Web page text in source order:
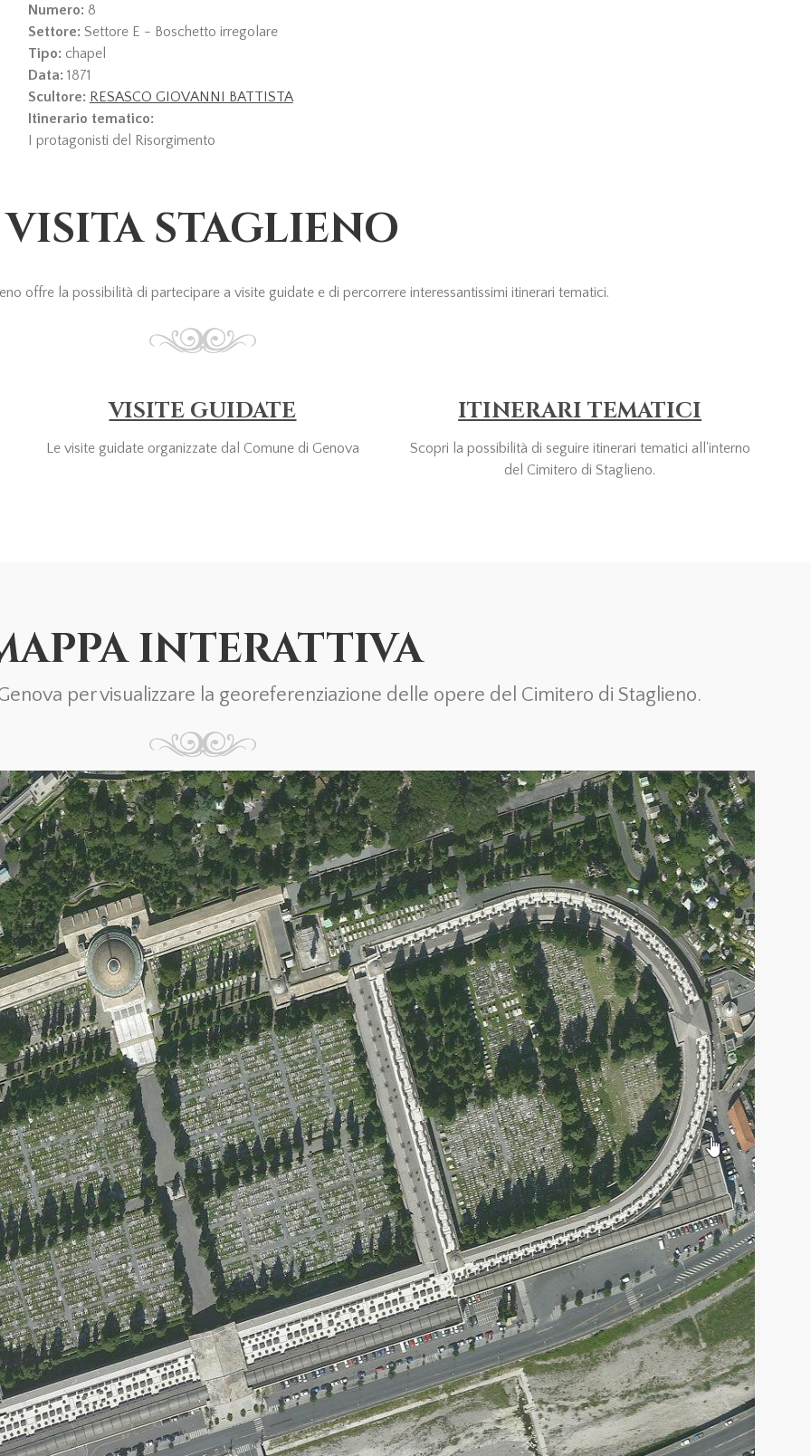
Numero: 8
Settore: Settore E - Boschetto irregolare
Tipo: chapel
Data: 1871
Scultore: RESASCO GIOVANNI BATTISTA
Itinerario tematico:
I protagonisti del Risorgimento
VISITA STAGLIENO
offre la possibilità di partecipare a visite guidate e di percorrere interessantissimi itinerari tematici.
VISITE GUIDATE
Le visite guidate organizzate dal Comune di Genova
ITINERARI TEMATICI
Scopri la possibilità di seguire itinerari tematici all'interno
del Cimitero di Staglieno.
INTERATTIVA
per visualizzare la georeferenziazione delle opere del Cimitero di Staglieno.